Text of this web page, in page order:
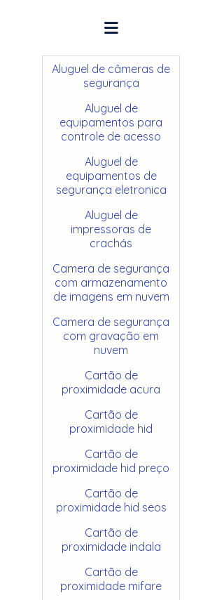
Aluguel de câmeras de
segurança
Aluguel de
equipamentos para
controle de acesso
Aluguel de
equipamentos de
segurança eletronica
Aluguel de
impressoras de
crachás
Camera de segurança
com armazenamento
de imagens em nuvem
Camera de segurança
com gravação em
nuvem
Cartão de
proximidade acura
Cartão de
proximidade hid
Cartão de
proximidade hid preço
Cartão de
proximidade hid seos
Cartão de
proximidade indala
Cartão de
proximidade mifare